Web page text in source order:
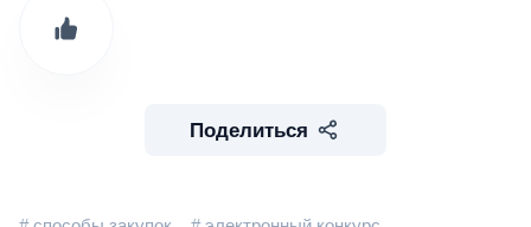
Поделиться